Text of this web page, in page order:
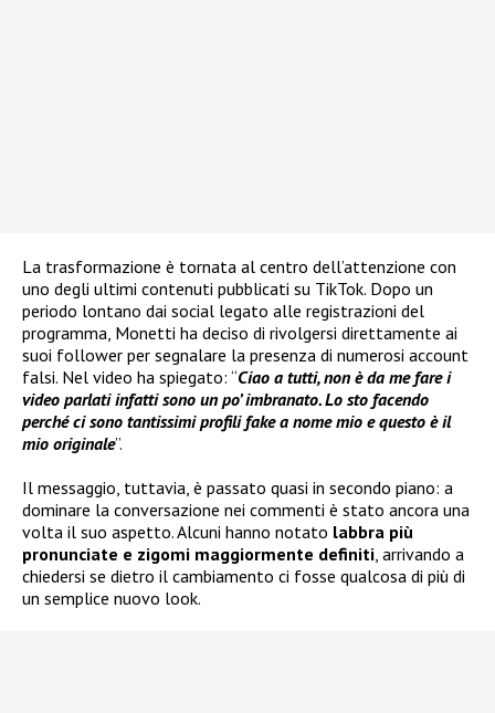
La trasformazione è tornata al centro dell’attenzione con
uno degli ultimi contenuti pubblicati su TikTok. Dopo un
periodo lontano dai social legato alle registrazioni del
programma, Monetti ha deciso di rivolgersi direttamente ai
suoi follower per segnalare la presenza di numerosi account
falsi. Nel video ha spiegato: “Ciao a tutti, non è da me fare i
video parlati infatti sono un po’ imbranato. Lo sto facendo
perché ci sono tantissimi profili fake a nome mio e questo è il
mio originale”.
Il messaggio, tuttavia, è passato quasi in secondo piano: a
dominare la conversazione nei commenti è stato ancora una
volta il suo aspetto. Alcuni hanno notato labbra più
pronunciate e zigomi maggiormente definiti, arrivando a
chiedersi se dietro il cambiamento ci fosse qualcosa di più di
un semplice nuovo look.